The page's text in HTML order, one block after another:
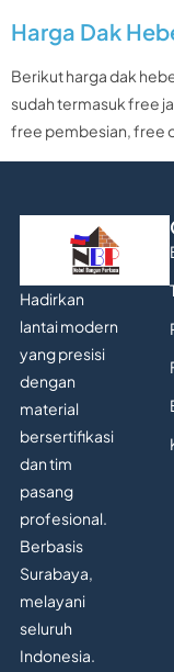
Harga Dak
Berikut harga dak
sudah termasuk free
free pembesian, free
Hadirkan
lantai modern
yang presisi
dengan
material
bersertifikasi
dan tim
pasang
profesional.
Berbasis
Surabaya,
melayani
seluruh
Indonesia.